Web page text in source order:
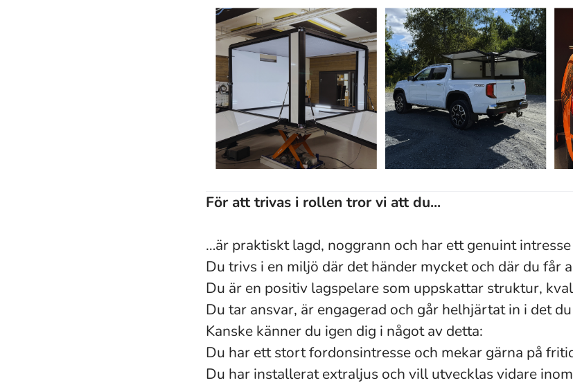
För att trivas i rollen tror vi att du...
…är praktiskt lagd, noggrann och har ett genuint
Du trivs i en miljö där det händer mycket och där du får
Du är en positiv lagspelare som uppskattar struktur,
Du tar ansvar, är engagerad och går helhjärtat in i det
Kanske känner du igen dig i något av detta:
Du har ett stort fordonsintresse och mekar gärna på
Du har installerat extraljus och vill utvecklas vidare